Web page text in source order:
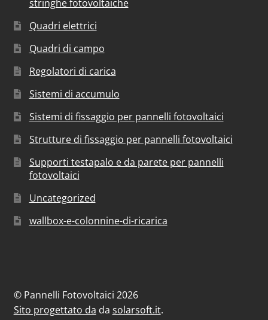
stringhe fotovoltaiche
Quadri elettrici
Quadri di campo
Regolatori di carica
Sistemi di accumulo
Sistemi di fissaggio per pannelli fotovoltaici
Strutture di fissaggio per pannelli fotovoltaici
Supporti testapalo e da parete per pannelli
fotovoltaici
Uncategorized
wallbox-e-colonnine-di-ricarica
© Pannelli Fotovoltaici 2026
Sito progettato da da solarsoft.it.